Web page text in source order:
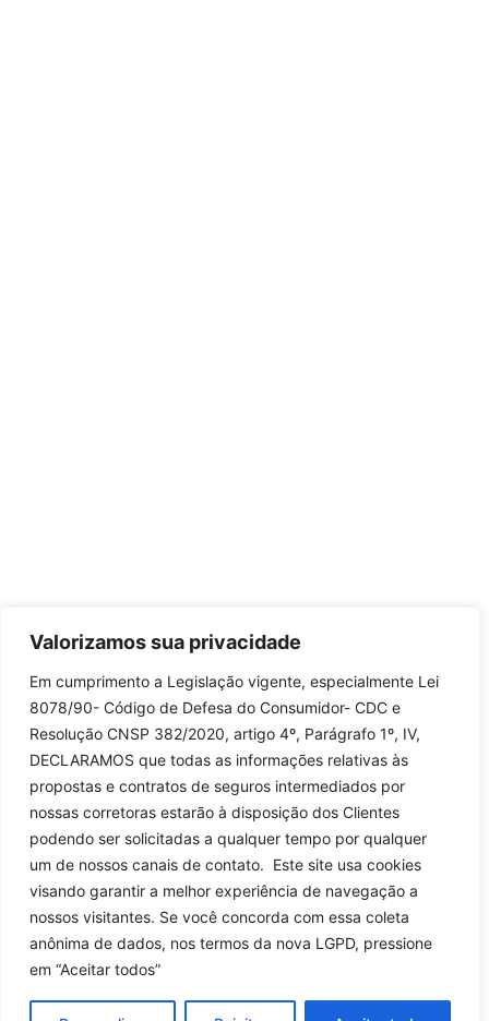
Valorizamos sua privacidade
Em cumprimento a Legislação vigente, especialmente Lei
8078/90- Código de Defesa do Consumidor- CDC e
Resolução CNSP 382/2020, artigo 4º, Parágrafo 1º, IV,
DECLARAMOS que todas as informações relativas às
propostas e contratos de seguros intermediados por
nossas corretoras estarão à disposição dos Clientes
podendo ser solicitadas a qualquer tempo por qualquer
um de nossos canais de contato. Este site usa cookies
visando garantir a melhor experiência de navegação a
nossos visitantes. Se você concorda com essa coleta
anônima de dados, nos termos da nova LGPD, pressione
em “Aceitar todos”